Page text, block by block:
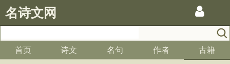
名诗文网
首页 诗文 名句 作者 古籍